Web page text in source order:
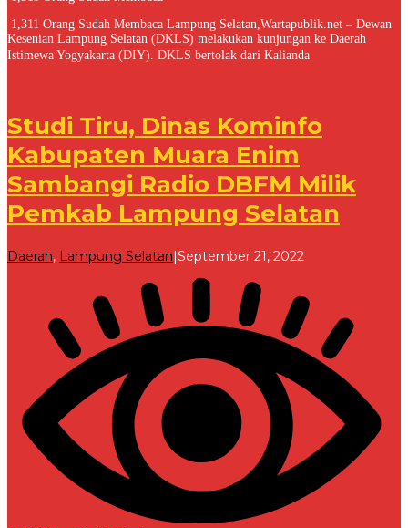
1,311 Orang Sudah Membaca Lampung Selatan,Wartapublik.net – Dewan
Kesenian Lampung Selatan (DKLS) melakukan kunjungan ke Daerah
Istimewa Yogyakarta (DIY). DKLS bertolak dari Kalianda
Studi Tiru, Dinas Kominfo
Kabupaten Muara Enim
Sambangi Radio DBFM Milik
Pemkab Lampung Selatan
Daerah, Lampung Selatan|September 21, 2022